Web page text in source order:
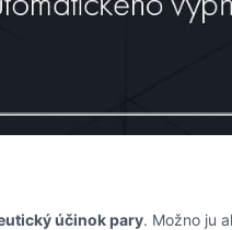
účinok pary. Možno ju